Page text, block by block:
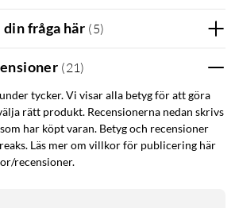
fråga här (5)
(21)
tycker. Vi visar alla betyg för att göra
rätt produkt. Recensionerna nedan skrivs
har köpt varan. Betyg och recensioner
Läs mer om villkor för publicering här
recensioner.